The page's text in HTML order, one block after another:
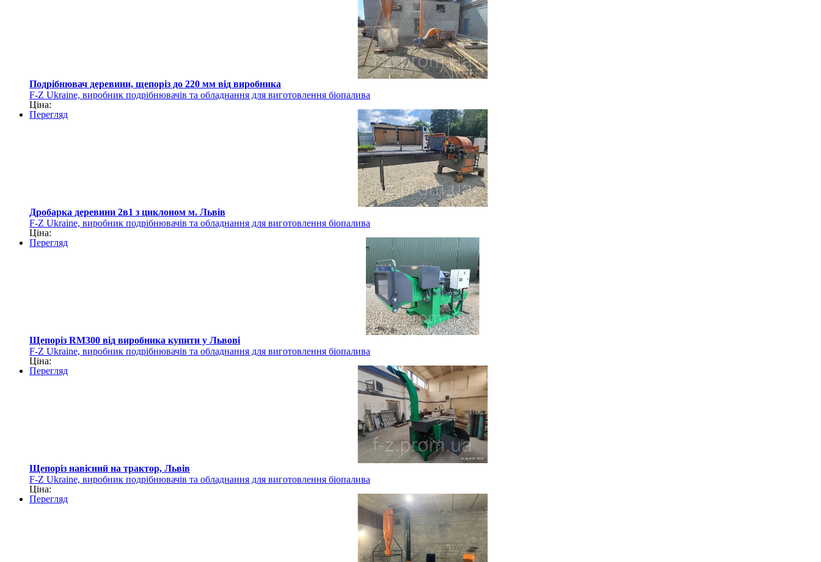
Подрібнювач деревини, щепоріз до 220 мм від виробника
F-Z Ukraine, виробник подрібнювачів та обладнання для виготовлення біопалива
Ціна:
Перегляд
Дробарка деревини 2в1 з циклоном м. Львів
F-Z Ukraine, виробник подрібнювачів та обладнання для виготовлення біопалива
Ціна:
Перегляд
Щепоріз RM300 від виробника купити у Львові
F-Z Ukraine, виробник подрібнювачів та обладнання для виготовлення біопалива
Ціна:
Перегляд
Щепоріз навісний на трактор, Львів
F-Z Ukraine, виробник подрібнювачів та обладнання для виготовлення біопалива
Ціна:
Перегляд